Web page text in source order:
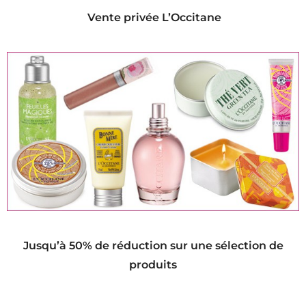
Vente privée L’Occitane
Jusqu’à 50% de réduction sur une sélection de
produits